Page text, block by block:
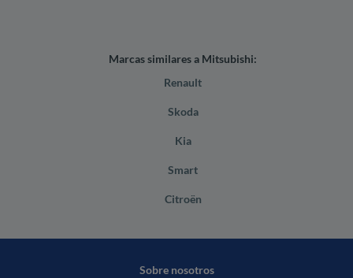
Marcas similares a Mitsubishi:
Renault
Skoda
Kia
Smart
Citroën
Sobre nosotros